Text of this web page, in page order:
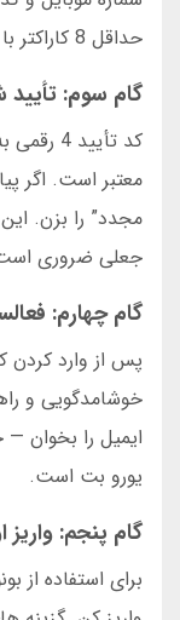
حداقل 8 کاراکتر با عدد و حروف خاص.
گام سوم: تأیید
معتبر است. اگر
مجدد” را بزن.
جعلی ضروری
گام چهارم:
پس از وارد کردن
خوشامدگویی و
ایمیل را بخوان
یورو بت است.
گام پنجم: واریز